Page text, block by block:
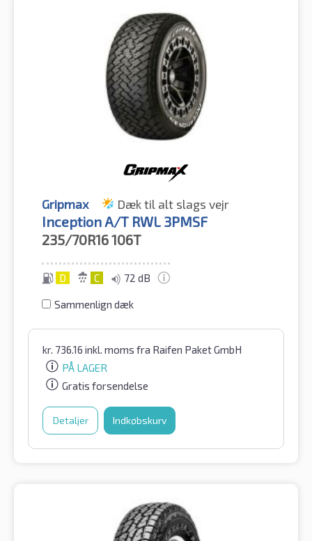
Gripmax Dæk til alt slags vejr
Inception A/T RWL 3PMSF
235/70R16106T
D C 72 dB
Sammenlign dæk
kr. 736.16 inkl. moms fra Raifen Paket GmbH
PÅ LAGER
Gratis forsendelse
Detaljer Indkøbskurv